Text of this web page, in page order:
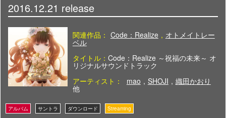
2016.12.21 release
関連作品： Code：Realize , オトメイトレー
ベル
タイトル： Code：Realize ～祝福の未来～ オ
リジナルサウンドトラック
アーティスト：
mao , SHOJI , 織田かおり
他